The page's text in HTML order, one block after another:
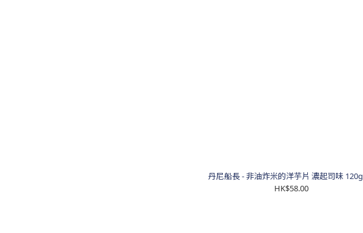
丹尼船長 - 非油炸米的洋芋片 濃起司味
HK$58.00